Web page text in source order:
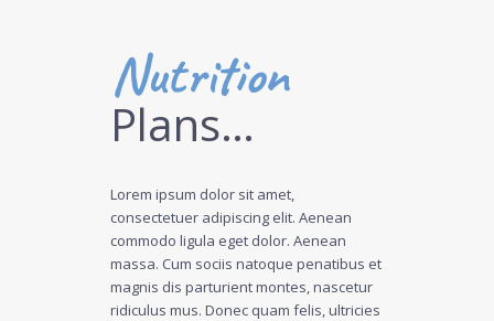
Nutrition
Plans…
Lorem ipsum dolor sit amet,
consectetuer adipiscing elit. Aenean
commodo ligula eget dolor. Aenean
massa. Cum sociis natoque penatibus et
magnis dis parturient montes, nascetur
ridiculus mus. Donec quam felis, ultricies